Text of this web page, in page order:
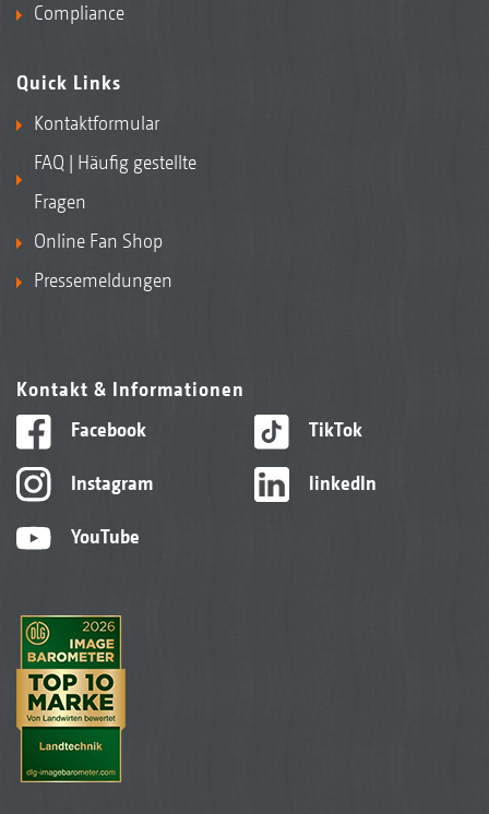
Compliance
Quick Links
Kontaktformular
FAQ | Häufig gestellte
Fragen
Online Fan Shop
Pressemeldungen
Kontakt & Informationen
Facebook
Instagram
YouTube
TikTok
linkedIn